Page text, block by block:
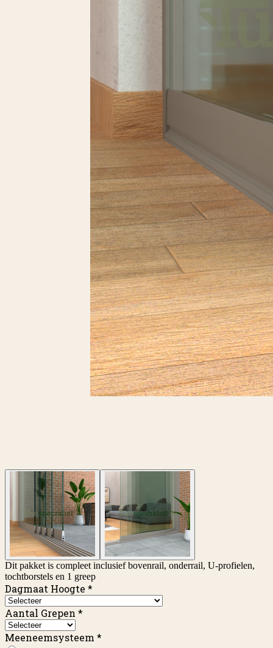
Dit pakket is compleet inclusief bovenrail, onderrail, U-profielen,
tochtborstels en 1 greep
Dagmaat Hoogte *
Aantal Grepen *
Meeneemsysteem *